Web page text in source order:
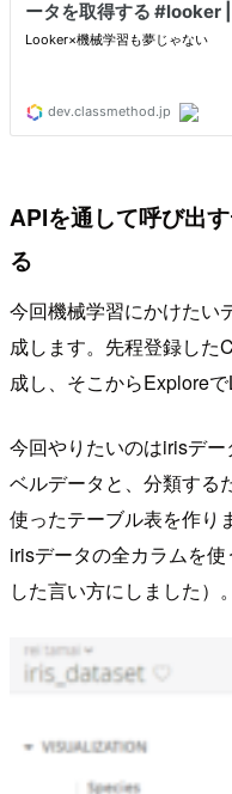
APIを通して呼び出
る
今回機械学習にかけたい
成します。先程登録した
成し、そこからExploreで
今回やりたいのはirisデ
ベルデータと、分類する
使ったテーブル表を作り
irisデータの全カラムを
した言い方にしました）。